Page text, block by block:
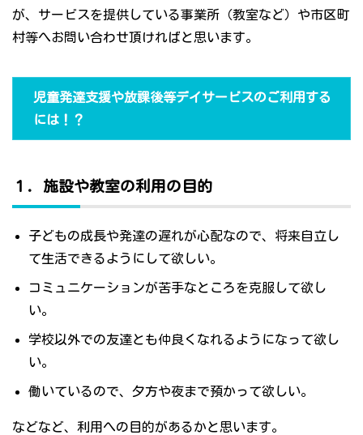
が、サービスを提供している事業所（教室など）や市区町
村等へお問い合わせ頂ければと思います。
児童発達支援や放課後等デイサービスのご利用する
には！？
１．施設や教室の利用の目的
子どもの成長や発達の遅れが心配なので、将来自立し
て生活できるようにして欲しい。
コミュニケーションが苦手なところを克服して欲し
い。
学校以外での友達とも仲良くなれるようになって欲し
い。
働いているので、夕方や夜まで預かって欲しい。
などなど、利用への目的があるかと思います。